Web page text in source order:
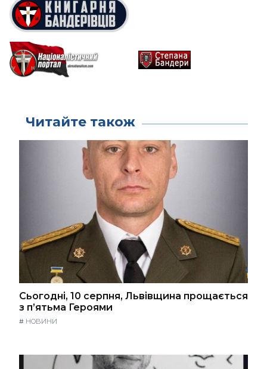
Читайте також
Сьогодні, 10 серпня, Львівщина прощається
з п’ятьма Героями
# НОВИНИ